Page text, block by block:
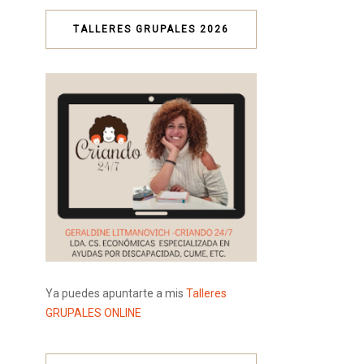
TALLERES GRUPALES 2026
Ya puedes apuntarte a mis Talleres
GRUPALES ONLINE